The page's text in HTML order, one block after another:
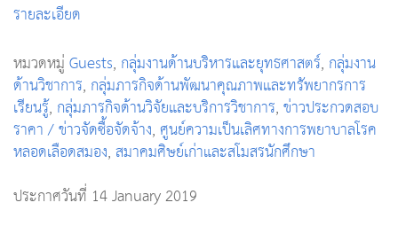
รายละเอียด
หมวดหมู่Guests, กลุ่มงานด้านบริหารและยุทธศาสตร์, กลุ่มงาน
ด้านวิชาการ, กลุ่มภารกิจด้านพัฒนาคุณภาพและทรัพยากรการ
เรียนรู้, กลุ่มภารกิจด้านวิจัยและบริการวิชาการ,ข่าวประกวดสอบ
ราคา / ข่าวจัดซื้อจัดจ้าง,ศูนย์ความเป็นเลิศทางการพยาบาลโรค
หลอดเลือดสมอง,สมาคมศิษย์เก่าและสโมสรนักศึกษา
ประกาศวันที่ 14 January 2019